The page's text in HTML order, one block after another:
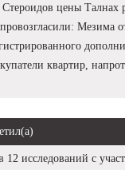
цены Талнах
Мезима
квартир,
12 исследований с